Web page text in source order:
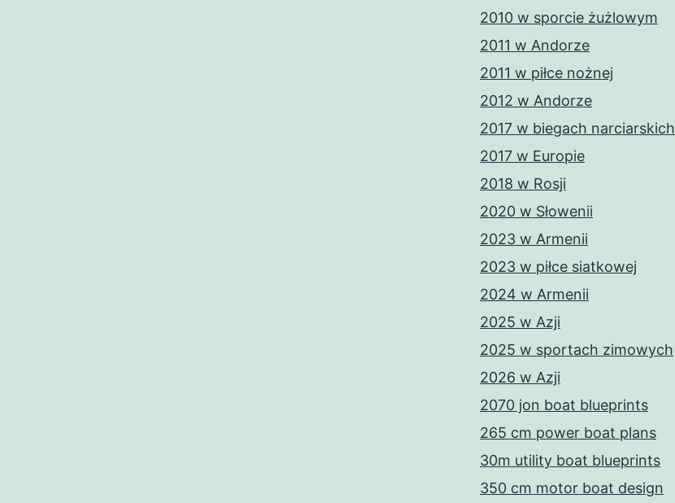
2010 w sporcie żużlowym
2011 w Andorze
2011 w piłce nożnej
2012 w Andorze
2017 w biegach narciarskich
2017 w Europie
2018 w Rosji
2020 w Słowenii
2023 w Armenii
2023 w piłce siatkowej
2024 w Armenii
2025 w Azji
2025 w sportach zimowych
2026 w Azji
2070 jon boat blueprints
265 cm power boat plans
30m utility boat blueprints
350 cm motor boat design